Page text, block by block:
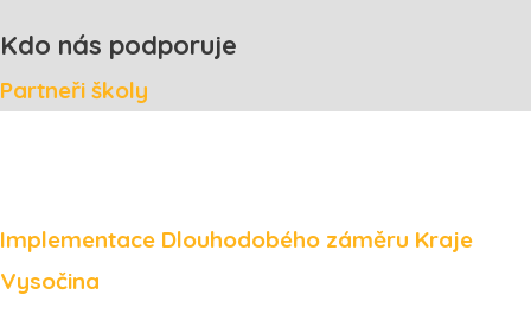
Kdo nás podporuje
Partneři školy
Implementace Dlouhodobého záměru Kraje
Vysočina